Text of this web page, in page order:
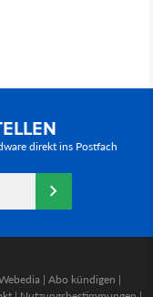
direkt ins Postfach
| Abo kündigen |